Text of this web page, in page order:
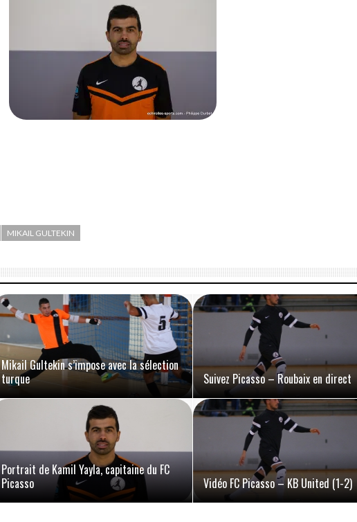
MIKAIL GULTEKIN
Mikail Gultekin s’impose avec la sélection
turque
Suivez Picasso – Roubaix en direct
Portrait de Kamil Yayla, capitaine du FC
Picasso
Vidéo FC Picasso – KB United (1-2)